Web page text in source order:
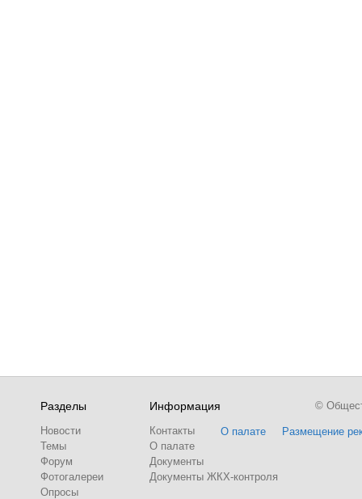
Разделы
Новости
Темы
Форум
Фотогалереи
Опросы
Информация
Контакты
О палате
Документы
Документы ЖКХ-контроля
О палате Размещение
©